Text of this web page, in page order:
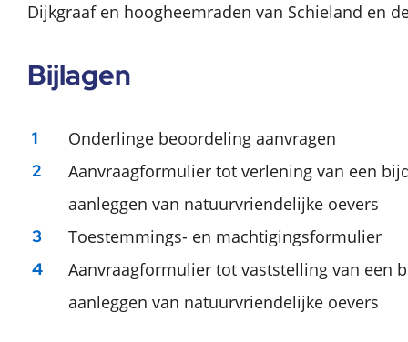
Dijkgraaf en hoogheemraden van Schieland en
Bijlagen
Onderlinge beoordeling aanvragen
Aanvraagformulier tot verlening van een
aanleggen van natuurvriendelijke oevers
Toestemmings- en machtigingsformulier
Aanvraagformulier tot vaststelling van een
aanleggen van natuurvriendelijke oevers